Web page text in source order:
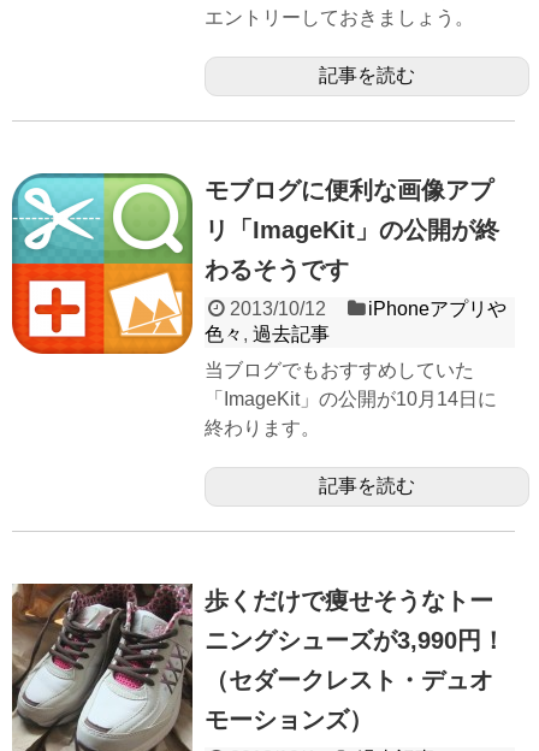
エントリーしておきましょう。
記事を読む
モブログに便利な画像アプ
リ「ImageKit」の公開が終
わるそうです
2013/10/12
iPhoneアプリや
色々 , 過去記事
当ブログでもおすすめしていた
「ImageKit」の公開が10月14日に
終わります。
記事を読む
歩くだけで痩せそうなトー
ニングシューズが3,990円！
（セダークレスト・デュオ
モーションズ）